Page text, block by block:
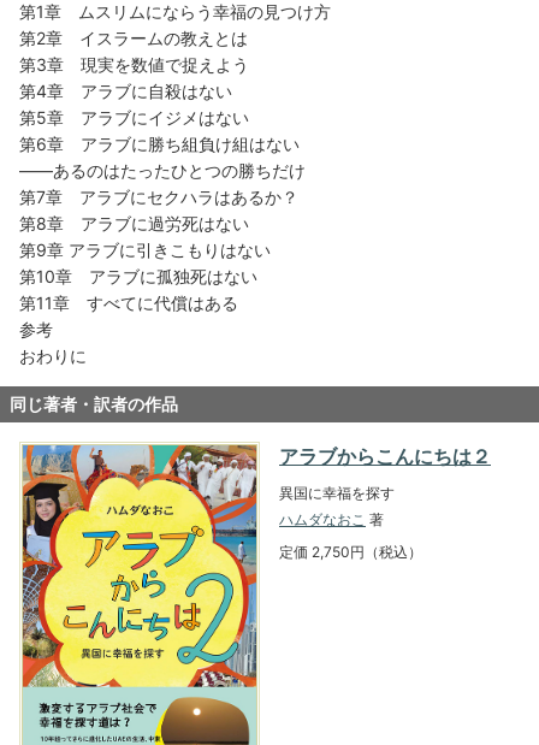
第1章 ムスリムにならう幸福の見つけ方
第2章 イスラームの教えとは
第3章 現実を数値で捉えよう
第4章 アラブに自殺はない
第5章 アラブにイジメはない
第6章 アラブに勝ち組負け組はない
――あるのはたったひとつの勝ちだけ
第7章 アラブにセクハラはあるか？
第8章 アラブに過労死はない
第9章 アラブに引きこもりはない
第10章 アラブに孤独死はない
第11章 すべてに代償はある
参考
おわりに
同じ著者・訳者の作品
アラブからこんにちは２
異国に幸福を探す
ハムダなおこ 著
定価 2,750円（税込）